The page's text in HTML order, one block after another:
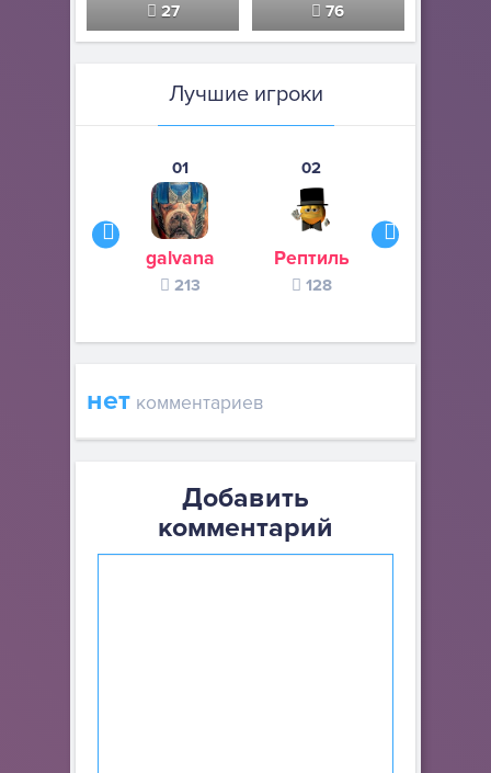
27 76
Лучшие игроки
01
galvana
213
02
Рептиль
128
нет комментариев
Добавить
комментарий